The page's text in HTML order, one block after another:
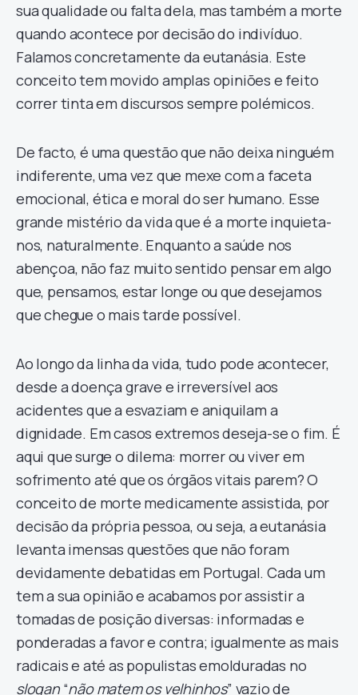
sua qualidade ou falta dela, mas também a morte
quando acontece por decisão do indivíduo.
Falamos concretamente da eutanásia. Este
conceito tem movido amplas opiniões e feito
correr tinta em discursos sempre polémicos.
De facto, é uma questão que não deixa ninguém
indiferente, uma vez que mexe com a faceta
emocional, ética e moral do ser humano. Esse
grande mistério da vida que é a morte inquieta-
nos, naturalmente. Enquanto a saúde nos
abençoa, não faz muito sentido pensar em algo
que, pensamos, estar longe ou que desejamos
que chegue o mais tarde possível.
Ao longo da linha da vida, tudo pode acontecer,
desde a doença grave e irreversível aos
acidentes que a esvaziam e aniquilam a
dignidade. Em casos extremos deseja-se o fim. É
aqui que surge o dilema: morrer ou viver em
sofrimento até que os órgãos vitais parem? O
conceito de morte medicamente assistida, por
decisão da própria pessoa, ou seja, a eutanásia
levanta imensas questões que não foram
devidamente debatidas em Portugal. Cada um
tem a sua opinião e acabamos por assistir a
tomadas de posição diversas: informadas e
ponderadas a favor e contra; igualmente as mais
radicais e até as populistas emolduradas no
slogan“não matem os velhinhos” vazio de